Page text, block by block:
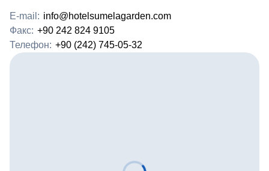
E-mail: info@hotelsumelagarden.com
Факс: +90 242 824 9105
Телефон: +90 (242) 745-05-32